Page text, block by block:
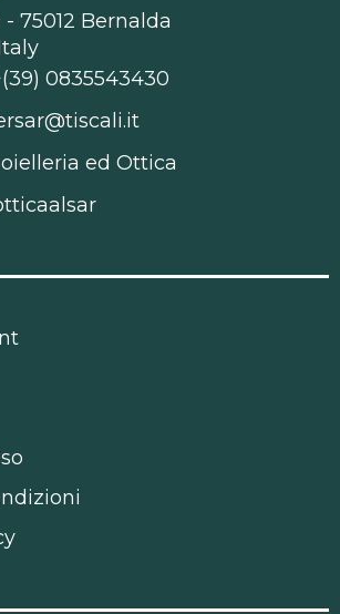
75012 Bernalda
0835543430
ed Ottica